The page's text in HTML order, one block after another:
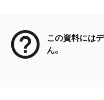
この資料には
ん。